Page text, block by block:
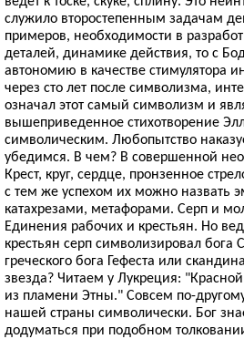
служило второстепенным задачам
примеров, необходимости в
деталей, динамике действия, то с
автономию в качестве стимулятора
через сто лет после символизма,
означал этот самый символизм и
вышеприведенное стихотворение
символическим. Любопытство
убедимся. В чем? В совершенной
Крест, круг, сердце, пронзенное
с тем же успехом их можно назвать
катахрезами, метафорами. Серп и
Единения рабочих и крестьян. Но
крестьян серп символизировал бога
греческого бога Гефеста или
звезда? Читаем у Лукреция:
из пламени Этны." Совсем по-
нашей страны символически. Бог
додуматься при подобном